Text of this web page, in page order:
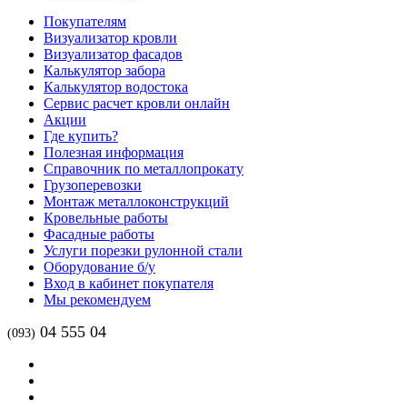
Покупателям
Визуализатор кровли
Визуализатор фасадов
Калькулятор забора
Калькулятор водостока
Сервис расчет кровли онлайн
Акции
Где купить?
Полезная информация
Справочник по металлопрокату
Грузоперевозки
Монтаж металлоконструкций
Кровельные работы
Фасадные работы
Услуги порезки рулонной стали
Оборудование б/у
Вход в кабинет покупателя
Мы рекомендуем
(093) 04 555 04